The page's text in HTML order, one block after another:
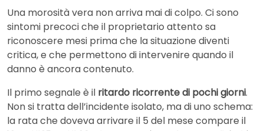
Una morosità vera non arriva mai di colpo. Ci sono
sintomi precoci che il proprietario attento sa
riconoscere mesi prima che la situazione diventi
critica, e che permettono di intervenire quando il
danno è ancora contenuto.
Il primo segnale è il ritardo ricorrente di pochi giorni.
Non si tratta dell’incidente isolato, ma di uno schema:
la rata che doveva arrivare il 5 del mese compare il